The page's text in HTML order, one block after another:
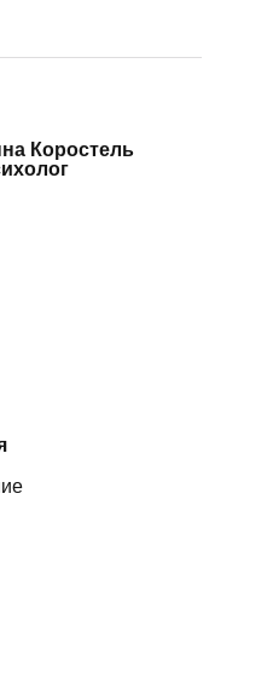
Коростель